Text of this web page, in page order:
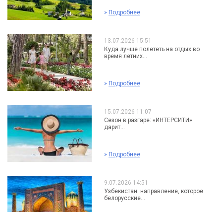
» Подробнее
13.07.2026 15:51
Куда лучше полететь на отдых во
время летних...
» Подробнее
15.07.2026 11:07
Сезон в разгаре: «ИНТЕРСИТИ»
дарит...
» Подробнее
9.07.2026 14:51
Узбекистан: направление, которое
белорусские...